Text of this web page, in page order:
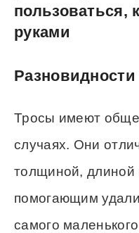
пользоваться,
руками
Разновидности
Тросы имеют
случаях. Они
толщиной, длиной
помогающим
самого